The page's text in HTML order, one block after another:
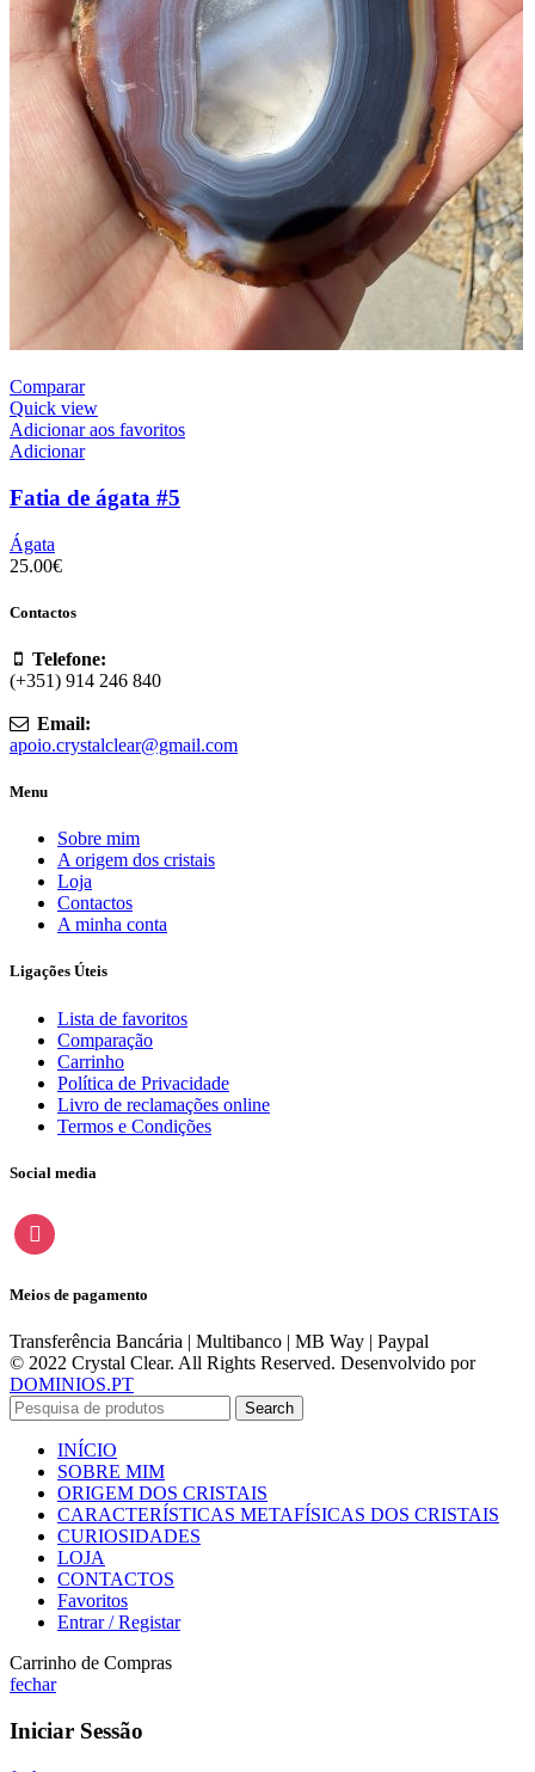
Comparar
Quick view
Adicionar aos favoritos
Adicionar
Fatia de ágata #5
Ágata
25.00€
Contactos
Telefone:
(+351) 914 246 840
Email:
apoio.crystalclear@gmail.com
Menu
Sobre mim
A origem dos cristais
Loja
Contactos
A minha conta
Ligações Úteis
Lista de favoritos
Comparação
Carrinho
Política de Privacidade
Livro de reclamações online
Termos e Condições
Social media
instagram
Meios de pagamento
Transferência Bancária | Multibanco | MB Way | Paypal
© 2022 Crystal Clear. All Rights Reserved. Desenvolvido por
DOMINIOS.PT
Search
INÍCIO
SOBRE MIM
ORIGEM DOS CRISTAIS
CARACTERÍSTICAS METAFÍSICAS DOS CRISTAIS
CURIOSIDADES
LOJA
CONTACTOS
Favoritos
Entrar / Registar
Carrinho de Compras
fechar
Iniciar Sessão